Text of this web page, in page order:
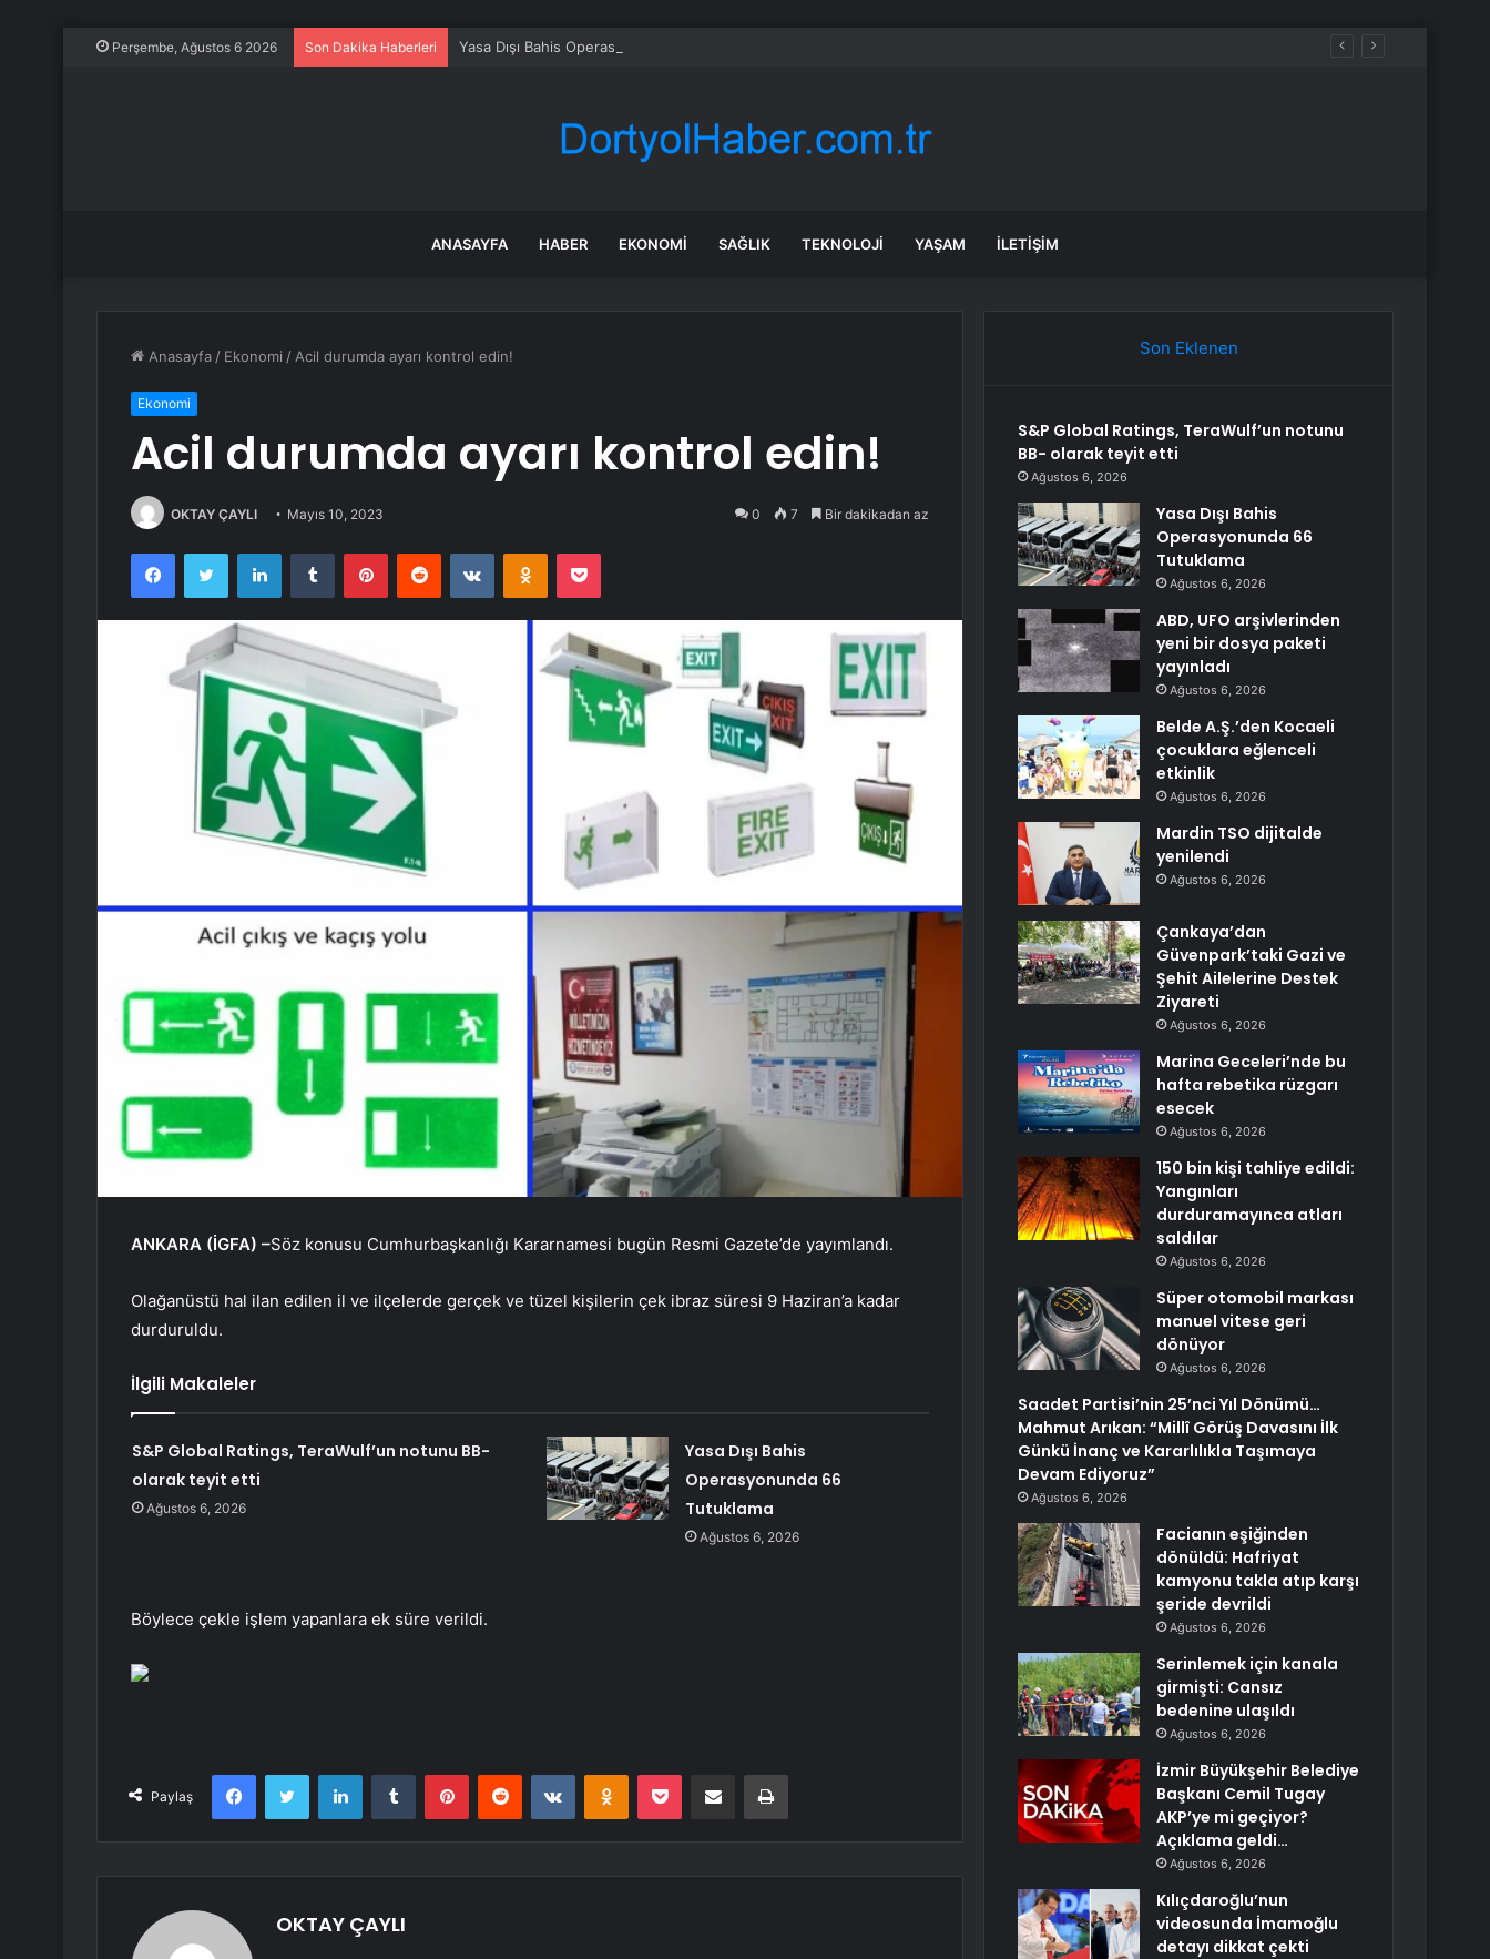
Perşembe, Ağustos 6 2026 Son Dakika Haberleri Yasa Dışı Bahis Operasyonunda 66 Tutuklama
ANASAYFA HABER EKONOMI SAĞLIK TEKNOLOJI YAŞAM İLETIŞIM
Anasayfa / Ekonomi / Acil durumda ayarı kontrol edin!
Ekonomi
Acil durumda ayarı kontrol edin!
OKTAY ÇAYLI Mayıs 10, 2023 0 7 Bir dakikadan az
FacebookTwitter LinkedInTumblr PinterestReddit VKontakteOdnoklassniki
Pocket
ANKARA (İGFA) –Söz konusu Cumhurbaşkanlığı Kararnamesi bugün Resmi Gazete’de yayımlandı.
Olağanüstü hal ilan edilen il ve ilçelerde gerçek ve tüzel kişilerin çek ibraz süresi 9 Haziran’a kadar
durduruldu.
İlgili Makaleler
S&P Global Ratings, TeraWulf’un notunu BB-
olarak teyit etti
Ağustos 6, 2026
Yasa Dışı Bahis
Operasyonunda 66
Tutuklama
Ağustos 6, 2026
Böylece çekle işlem yapanlara ek süre verildi.
Paylaş
FacebookTwitter LinkedInTumblr PinterestReddit VKontakteOdnoklassniki
Pocket E-Posta ile paylaş Yazdır
OKTAY ÇAYLI
Son Eklenen
S&P Global Ratings, TeraWulf’un notunu
BB- olarak teyit etti
Ağustos 6, 2026
Yasa Dışı Bahis
Operasyonunda 66
Tutuklama
Ağustos 6, 2026
ABD, UFO arşivlerinden
yeni bir dosya paketi
yayınladı
Ağustos 6, 2026
Belde A.Ş.’den Kocaeli
çocuklara eğlenceli
etkinlik
Ağustos 6, 2026
Mardin TSO dijitalde
yenilendi
Ağustos 6, 2026
Çankaya’dan
Güvenpark’taki Gazi ve
Şehit Ailelerine Destek
Ziyareti
Ağustos 6, 2026
Marina Geceleri’nde bu
hafta rebetika rüzgarı
esecek
Ağustos 6, 2026
150 bin kişi tahliye edildi:
Yangınları
durduramayınca atları
saldılar
Ağustos 6, 2026
Süper otomobil markası
manuel vitese geri
dönüyor
Ağustos 6, 2026
Saadet Partisi’nin 25’nci Yıl Dönümü…
Mahmut Arıkan: “Millî Görüş Davasını İlk
Günkü İnanç ve Kararlılıkla Taşımaya
Devam Ediyoruz”
Ağustos 6, 2026
Facianın eşiğinden
dönüldü: Hafriyat
kamyonu takla atıp karşı
şeride devrildi
Ağustos 6, 2026
Serinlemek için kanala
girmişti: Cansız
bedenine ulaşıldı
Ağustos 6, 2026
İzmir Büyükşehir Belediye
Başkanı Cemil Tugay
AKP’ye mi geçiyor?
Açıklama geldi…
Ağustos 6, 2026
Kılıçdaroğlu’nun
videosunda İmamoğlu
detayı dikkat çekti